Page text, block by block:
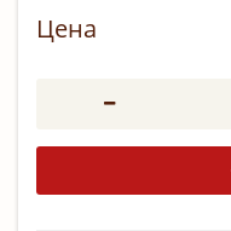
Цена